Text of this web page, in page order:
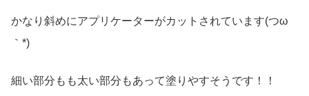
かなり斜めにアプリケーターがカットされています(つω
｀*)
細い部分もも太い部分もあって塗りやすそうです！！